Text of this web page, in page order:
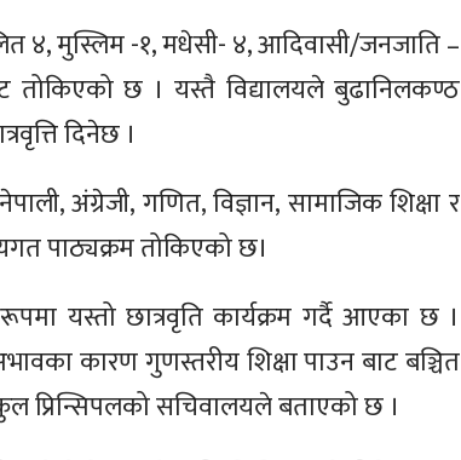
४,मुस्लिम -१,मधेसी- ४,आदिवासी/जनजाति–
तोकिएको छ । यस्तै विद्यालयले बुढानिलकण्ठ
दिनेछ ।
,अंग्रेजी,गणित,विज्ञान,सामाजिक शिक्षा र
पाठ्यक्रम तोकिएको छ।
यस्तो छात्रवृति कार्यक्रम गर्दै आएका छ ।
कारण गुणस्तरीय शिक्षा पाउन बाट बञ्चित
प्रिन्सिपलको सचिवालयले बताएको छ ।